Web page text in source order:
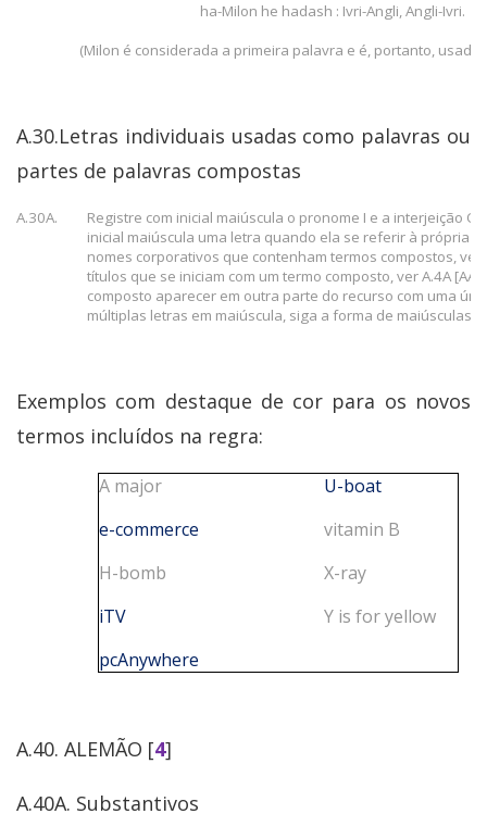
ha-Milon he hadash : Ivri-Angli, Angli-Ivri.
(Milon é considerada a primeira palavra e é, portanto, usada
A.30.Letras individuais usadas como palavras ou
partes de palavras compostas
A.30A.
Registre com inicial maiúscula o pronome I e a interjeição O
inicial maiúscula uma letra quando ela se referir à própria
nomes corporativos que contenham termos compostos, ver
títulos que se iniciam com um termo composto, ver A.4A
composto aparecer em outra parte do recurso com uma
múltiplas letras em maiúscula, siga a forma de maiúsculas
Exemplos com destaque de cor para os novos
termos incluídos na regra:
A major
e-commerce
H-bomb
iTV
pcAnywhere
U-boat
vitamin B
X-ray
Y is for yellow
A.40. ALEMÃO [4]
A.40A. Substantivos